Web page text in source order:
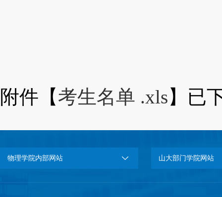
附件【考生名单 .xls】已
物理学院内部网站 山大部门学院网站